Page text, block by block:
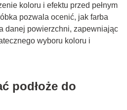
koloru i efektu przed pełnym
pozwala ocenić, jak farba
danej powierzchni, zapewniając
wyboru koloru i
podłoże do